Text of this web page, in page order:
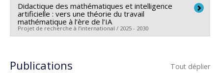
Didactique des mathématiques et intelligence
artificielle : vers une théorie du travail
mathématique à l’ère de l’IA
Projet de recherche à l’international / 2025 - 2030
artificielle
Publications Tout déplier